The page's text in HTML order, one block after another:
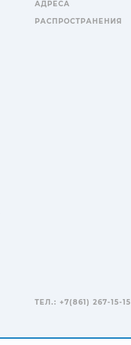
АДРЕСА
РАСПРОСТРАНЕНИЯ
ТЕЛ.: +7(861) 267-15-15